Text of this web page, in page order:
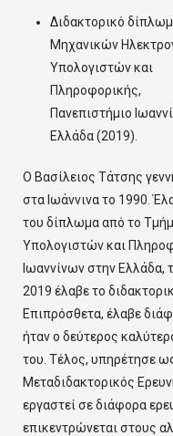
Διδακτορικό
Μηχανικών
Υπολογιστών και
Πληροφορικής,
Πανεπιστήμιο
Ελλάδα (2019).
Ο Βασίλειος Τάτσης
στα Ιωάννινα το 1990.
του δίπλωμα από το
Υπολογιστών και
Ιωαννίνων στην Ελλάδα,
2019 έλαβε το
Επιπρόσθετα, έλαβε
ήταν ο δεύτερος
του. Τέλος, υπηρέτησε
Μεταδιδακτορικός
εργαστεί σε διάφορα
επικεντρώνεται στους